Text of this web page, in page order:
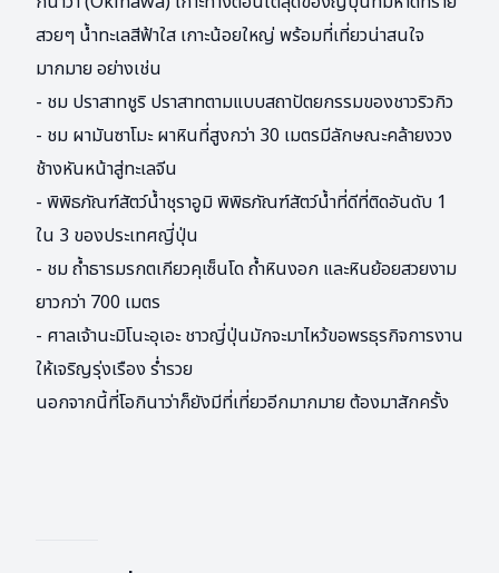
สวยๆ น้ำทะเลสีฟ้าใส เกาะน้อยใหญ่ พร้อมที่เที่ยวน่าสนใจ
มากมาย อย่างเช่น
- ชม ปราสาทชูริ ปราสาทตามแบบสถาปัตยกรรมของชาวริวกิว
- ชม ผามันซาโมะ ผาหินที่สูงกว่า 30 เมตรมีลักษณะคล้ายงวง
ช้างหันหน้าสู่ทะเลจีน
- พิพิธภัณฑ์สัตว์น้ำชุราอูมิ พิพิธภัณฑ์สัตว์น้ำที่ดีที่ติดอันดับ 1
ใน 3 ของประเทศญี่ปุ่น
- ชม ถ้ำธารมรกตเกียวคุเซ็นโด ถ้ำหินงอก และหินย้อยสวยงาม
ยาวกว่า 700 เมตร
- ศาลเจ้านะมิโนะอุเอะ ชาวญี่ปุ่นมักจะมาไหว้ขอพรธุรกิจการงาน
ให้เจริญรุ่งเรือง ร่ำรวย
นอกจากนี้ที่โอกินาว่าก็ยังมีที่เที่ยวอีกมากมาย ต้องมาสักครั้ง